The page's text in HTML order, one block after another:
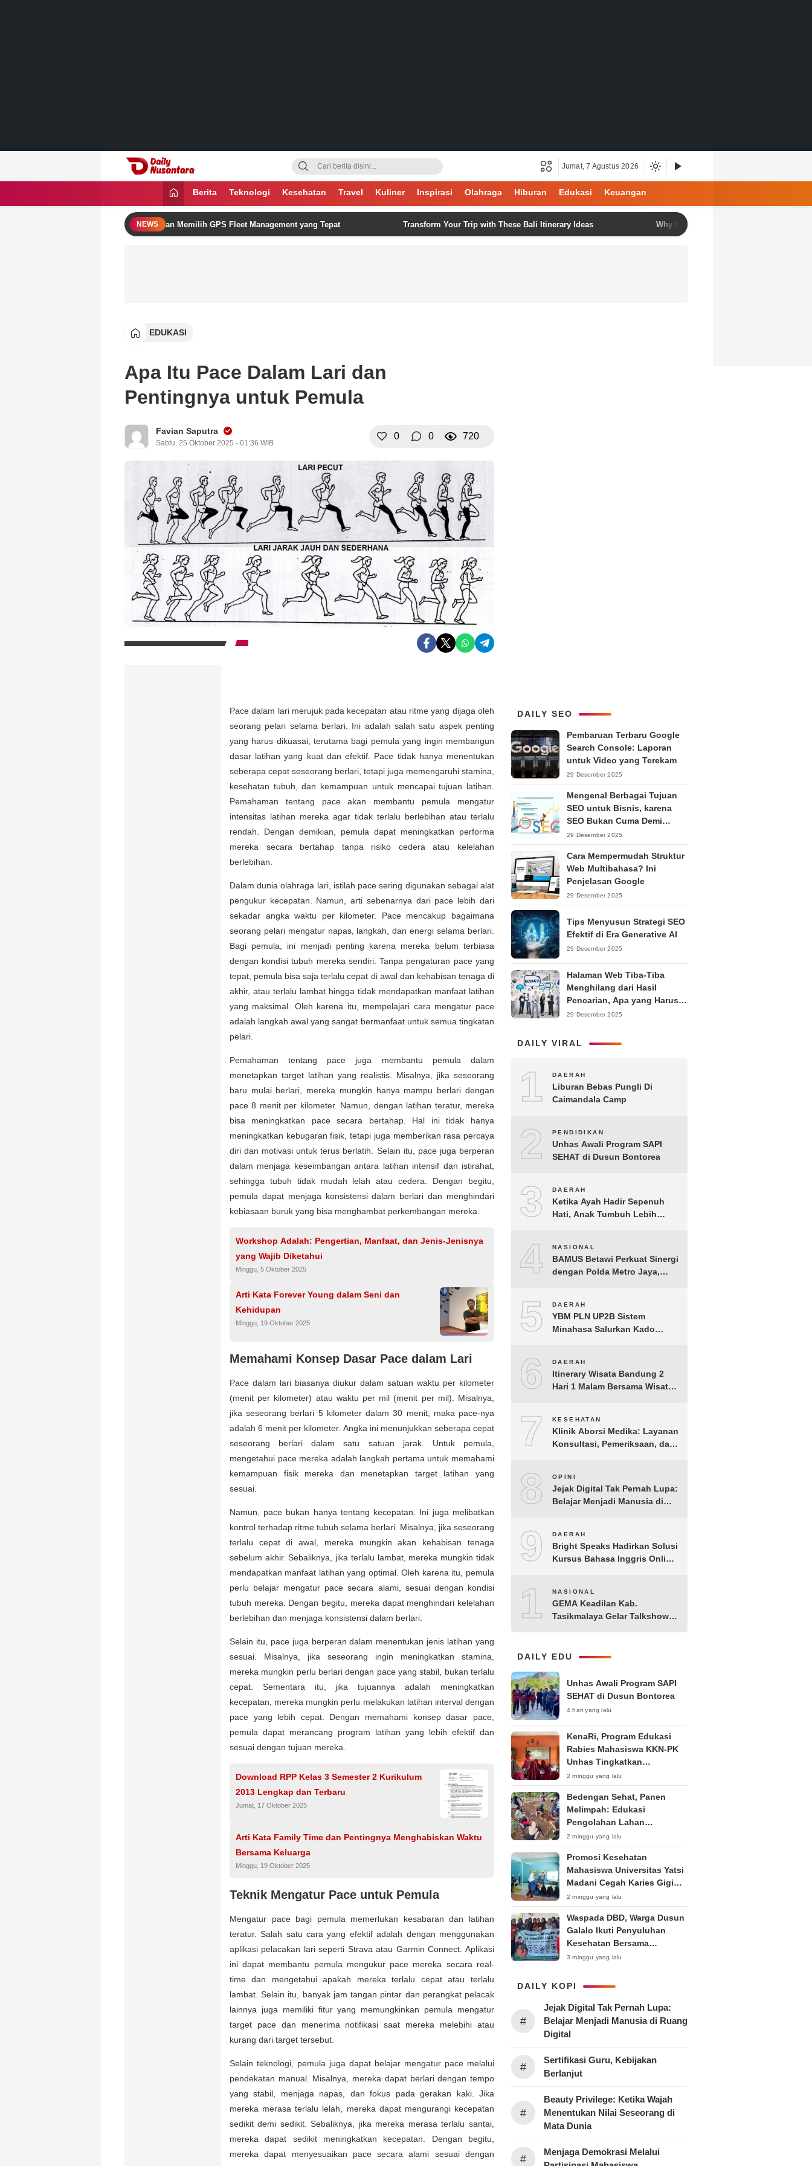
Daily Nusantara
Menyajikan Fakta, Menginspirasi Bangsa
Jumat, 7 Agustus 2026
Berita Teknologi Kesehatan Travel Kuliner Inspirasi Olahraga Hiburan Edukasi Keuangan
NEWS
Omzet Bisnis Logistik dengan Memilih GPS Fleet Management yang Tepat Transform Your Trip with These Bali Itinerary Ideas Why North Bali Is Becoming the Favorite
EDUKASI
Apa Itu Pace Dalam Lari dan
Pentingnya untuk Pemula
Favian Saputra
Sabtu, 25 Oktober 2025 - 01:36 WIB
0 0 720
Pace dalam lari merujuk pada kecepatan atau ritme yang dijaga oleh
seorang pelari selama berlari. Ini adalah salah satu aspek penting
yang harus dikuasai, terutama bagi pemula yang ingin membangun
dasar latihan yang kuat dan efektif. Pace tidak hanya menentukan
seberapa cepat seseorang berlari, tetapi juga memengaruhi stamina,
kesehatan tubuh, dan kemampuan untuk mencapai tujuan latihan.
Pemahaman tentang pace akan membantu pemula mengatur
intensitas latihan mereka agar tidak terlalu berlebihan atau terlalu
rendah. Dengan demikian, pemula dapat meningkatkan performa
mereka secara bertahap tanpa risiko cedera atau kelelahan
berlebihan.
Dalam dunia olahraga lari, istilah pace sering digunakan sebagai alat
pengukur kecepatan. Namun, arti sebenarnya dari pace lebih dari
sekadar angka waktu per kilometer. Pace mencakup bagaimana
seorang pelari mengatur napas, langkah, dan energi selama berlari.
Bagi pemula, ini menjadi penting karena mereka belum terbiasa
dengan kondisi tubuh mereka sendiri. Tanpa pengaturan pace yang
tepat, pemula bisa saja terlalu cepat di awal dan kehabisan tenaga di
akhir, atau terlalu lambat hingga tidak mendapatkan manfaat latihan
yang maksimal. Oleh karena itu, mempelajari cara mengatur pace
adalah langkah awal yang sangat bermanfaat untuk semua tingkatan
pelari.
Pemahaman tentang pace juga membantu pemula dalam
menetapkan target latihan yang realistis. Misalnya, jika seseorang
baru mulai berlari, mereka mungkin hanya mampu berlari dengan
pace 8 menit per kilometer. Namun, dengan latihan teratur, mereka
bisa meningkatkan pace secara bertahap. Hal ini tidak hanya
meningkatkan kebugaran fisik, tetapi juga memberikan rasa percaya
diri dan motivasi untuk terus berlatih. Selain itu, pace juga berperan
dalam menjaga keseimbangan antara latihan intensif dan istirahat,
sehingga tubuh tidak mudah lelah atau cedera. Dengan begitu,
pemula dapat menjaga konsistensi dalam berlari dan menghindari
kebiasaan buruk yang bisa menghambat perkembangan mereka.
Workshop Adalah: Pengertian, Manfaat, dan Jenis-Jenisnya
yang Wajib Diketahui
Minggu, 5 Oktober 2025
Arti Kata Forever Young dalam Seni dan
Kehidupan
Minggu, 19 Oktober 2025
Memahami Konsep Dasar Pace dalam Lari
Pace dalam lari biasanya diukur dalam satuan waktu per kilometer
(menit per kilometer) atau waktu per mil (menit per mil). Misalnya,
jika seseorang berlari 5 kilometer dalam 30 menit, maka pace-nya
adalah 6 menit per kilometer. Angka ini menunjukkan seberapa cepat
seseorang berlari dalam satu satuan jarak. Untuk pemula,
mengetahui pace mereka adalah langkah pertama untuk memahami
kemampuan fisik mereka dan menetapkan target latihan yang
sesuai.
Namun, pace bukan hanya tentang kecepatan. Ini juga melibatkan
kontrol terhadap ritme tubuh selama berlari. Misalnya, jika seseorang
terlalu cepat di awal, mereka mungkin akan kehabisan tenaga
sebelum akhir. Sebaliknya, jika terlalu lambat, mereka mungkin tidak
mendapatkan manfaat latihan yang optimal. Oleh karena itu, pemula
perlu belajar mengatur pace secara alami, sesuai dengan kondisi
tubuh mereka. Dengan begitu, mereka dapat menghindari kelelahan
berlebihan dan menjaga konsistensi dalam berlari.
Selain itu, pace juga berperan dalam menentukan jenis latihan yang
sesuai. Misalnya, jika seseorang ingin meningkatkan stamina,
mereka mungkin perlu berlari dengan pace yang stabil, bukan terlalu
cepat. Sementara itu, jika tujuannya adalah meningkatkan
kecepatan, mereka mungkin perlu melakukan latihan interval dengan
pace yang lebih cepat. Dengan memahami konsep dasar pace,
pemula dapat merancang program latihan yang lebih efektif dan
sesuai dengan tujuan mereka.
Download RPP Kelas 3 Semester 2 Kurikulum
2013 Lengkap dan Terbaru
Jumat, 17 Oktober 2025
Arti Kata Family Time dan Pentingnya Menghabiskan Waktu
Bersama Keluarga
Minggu, 19 Oktober 2025
Teknik Mengatur Pace untuk Pemula
Mengatur pace bagi pemula memerlukan kesabaran dan latihan
teratur. Salah satu cara yang efektif adalah dengan menggunakan
aplikasi pelacakan lari seperti Strava atau Garmin Connect. Aplikasi
ini dapat membantu pemula mengukur pace mereka secara real-
time dan mengetahui apakah mereka terlalu cepat atau terlalu
lambat. Selain itu, banyak jam tangan pintar dan perangkat pelacak
lainnya juga memiliki fitur yang memungkinkan pemula mengatur
target pace dan menerima notifikasi saat mereka melebihi atau
kurang dari target tersebut.
Selain teknologi, pemula juga dapat belajar mengatur pace melalui
pendekatan manual. Misalnya, mereka dapat berlari dengan tempo
yang stabil, menjaga napas, dan fokus pada gerakan kaki. Jika
mereka merasa terlalu lelah, mereka dapat mengurangi kecepatan
sedikit demi sedikit. Sebaliknya, jika mereka merasa terlalu santai,
mereka dapat sedikit meningkatkan kecepatan. Dengan begitu,
mereka dapat menyesuaikan pace secara alami sesuai dengan
DAILY SEO
Pembaruan Terbaru Google
Search Console: Laporan
untuk Video yang Terekam
29 Desember 2025
Mengenal Berbagai Tujuan
SEO untuk Bisnis, karena
SEO Bukan Cuma Demi
Ranking
29 Desember 2025
Cara Mempermudah Struktur
Web Multibahasa? Ini
Penjelasan Google
29 Desember 2025
Tips Menyusun Strategi SEO
Efektif di Era Generative AI
29 Desember 2025
Halaman Web Tiba-Tiba
Menghilang dari Hasil
Pencarian, Apa yang Harus
Dilakukan?
29 Desember 2025
DAILY VIRAL
1 DAERAH
Liburan Bebas Pungli Di
Caimandala Camp
2 PENDIDIKAN
Unhas Awali Program SAPI
SEHAT di Dusun Bontorea
3 DAERAH
Ketika Ayah Hadir Sepenuh
Hati, Anak Tumbuh Lebih
4 NASIONAL
BAMUS Betawi Perkuat Sinergi
dengan Polda Metro Jaya,
Kondusif Jelang HUT ke-81
Republik Indonesia
5 DAERAH
YBM PLN UP2B Sistem
Minahasa Salurkan Kado
Tomohon
6 DAERAH
Itinerary Wisata Bandung 2
Hari 1 Malam Bersama Wisata
7 KESEHATAN
Klinik Aborsi Medika: Layanan
Konsultasi, Pemeriksaan, dan
8 OPINI
Jejak Digital Tak Pernah Lupa:
Belajar Menjadi Manusia di
9 DAERAH
Bright Speaks Hadirkan Solusi
Kursus Bahasa Inggris Online
Bicara
10NASIONAL
GEMA Keadilan Kab.
Tasikmalaya Gelar Talkshow
Negara di Era Post-Truth”
DAILY EDU
Unhas Awali Program SAPI
SEHAT di Dusun Bontorea
4 hari yang lalu
KenaRi, Program Edukasi
Rabies Mahasiswa KKN-PK
Unhas Tingkatkan
Kesadaran Siswa SD Negeri 4
Maccorawalie
2 minggu yang lalu
Bedengan Sehat, Panen
Melimpah: Edukasi
Pengolahan Lahan
Bedengan Organik bagi KWT
dan Ibu PKK RT 04 RW 01
Kelurahan Pakintelan
2 minggu yang lalu
Promosi Kesehatan
Mahasiswa Universitas Yatsi
Madani Cegah Karies Gigi
Anak
2 minggu yang lalu
Waspada DBD, Warga Dusun
Galalo Ikuti Penyuluhan
Kesehatan Bersama
Mahasiswa Pemberdayaan
Surabaya 2026
3 minggu yang lalu
DAILY KOPI
#
Jejak Digital Tak Pernah Lupa:
Belajar Menjadi Manusia di Ruang
Digital
#
Sertifikasi Guru, Kebijakan
Berlanjut
#
Beauty Privilege: Ketika Wajah
Menentukan Nilai Seseorang di
Mata Dunia
#
Menjaga Demokrasi Melalui